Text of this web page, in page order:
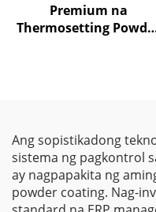
Premium na
Thermosetting
Katatagan, Walang
VOC, Sertipikado ng
Ang sopistikadong
sistema ng pagkontrol
ay nagpapakita ng
powder coating. Nag-